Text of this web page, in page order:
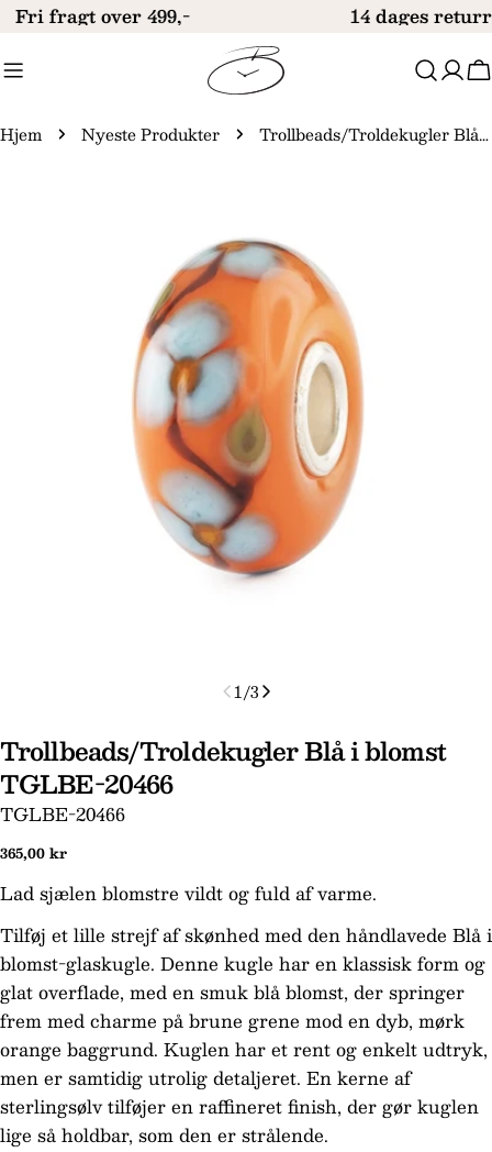
Gå
indhold
Fri fragt over 499,- 14 dages
Hjem Nyeste Produkter Trollbeads/Troldekugler Blå i blomst TGLBE-20466
medie 0 i modal
1/3
Trollbeads/Troldekugler Blå i blomst
TGLBE-20466
SKU:
TGLBE-20466
Normal
365,00 kr
Lad sjælen blomstre vildt og fuld af varme.
Tilføj et lille strejf af skønhed med den håndlavede Blå i
blomst-glaskugle. Denne kugle har en klassisk form og
glat overflade, med en smuk blå blomst, der springer
frem med charme på brune grene mod en dyb, mørk
orange baggrund. Kuglen har et rent og enkelt udtryk,
men er samtidig utrolig detaljeret. En kerne af
sterlingsølv tilføjer en raffineret finish, der gør kuglen
lige så holdbar, som den er strålende.
Dit
navn
Din
email
Din
telefon
Din
besked